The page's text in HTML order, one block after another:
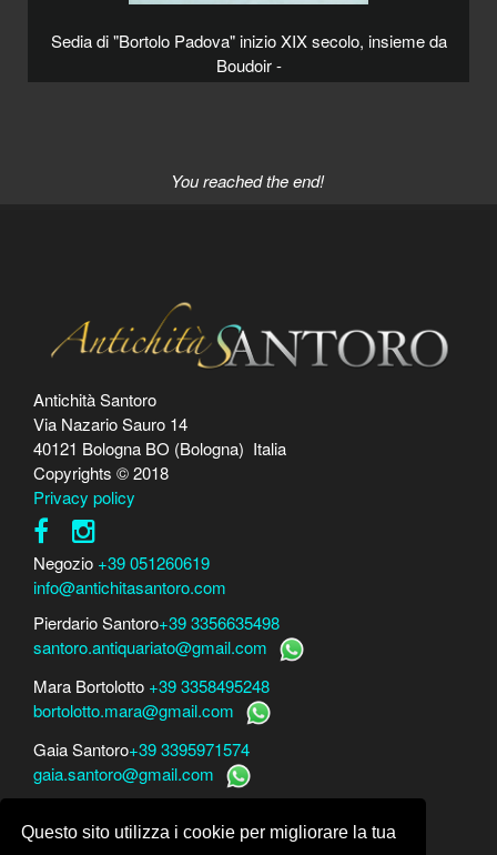
Questo sito utilizza i cookie per migliorare la tua
Sedia di "Bortolo Padova" inizio XIX secolo, insieme da
Boudoir -
You reached the end!
Antichità Santoro
Via Nazario Sauro 14
40121 Bologna BO (Bologna) Italia
Copyrights © 2018
Privacy policy
Negozio +39 051260619
info@antichitasantoro.com
Pierdario Santoro+39 3356635498
santoro.antiquariato@gmail.com
Mara Bortolotto +39 3358495248
bortolotto.mara@gmail.com
Gaia Santoro+39 3395971574
gaia.santoro@gmail.com
Mara Bortolottowww.perito-arte-antiquariato.it